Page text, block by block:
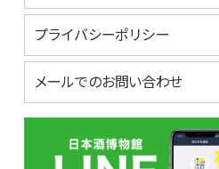
プライバシーポリシー
メールでのお問い合わせ